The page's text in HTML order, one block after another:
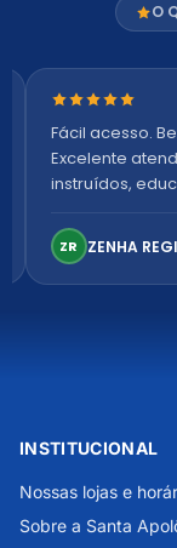
O
Nota 5 de 5
Fácil acesso.
Excelente
instruídos,
confortável.
ZR ZENHA
INSTITUCIONAL
Nossas lojas e
Sobre a Santa